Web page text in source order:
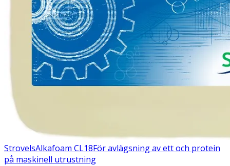
StrovelsAlkafoam CL18För avlägsning av ett och protein
på maskinell utrustning